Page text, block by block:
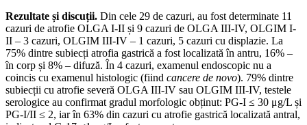
Rezultate și discuții. Din cele 29 de cazuri, au fost determinate 11
cazuri de atrofie OLGA I-II și 9 cazuri de OLGA III-IV, OLGIM I-
II – 3 cazuri, OLGIM III-IV – 1 cazuri, 5 cazuri cu displazie. La
75% dintre subiecți atrofia gastrică a fost localizată în antru, 16% –
în corp și 8% – difuză. În 4 cazuri, examenul endoscopic nu a
coincis cu examenul histologic (fiind cancere de novo). 79% dintre
subiecții cu atrofie severă OLGA III-IV sau OLGIM III-IV, testele
serologice au confirmat gradul morfologic obținut: PG-I ≤ 30 μg/L și
PG-I/II ≤ 2, iar în 63% din cazuri cu atrofie gastrică localizată antral,